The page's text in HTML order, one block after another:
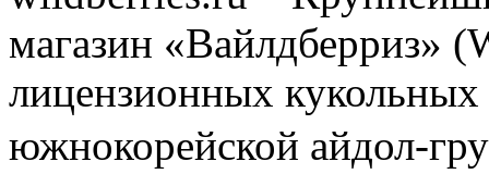
магазин «Вайлдберриз»
лицензионных
южнокорейской айдол-